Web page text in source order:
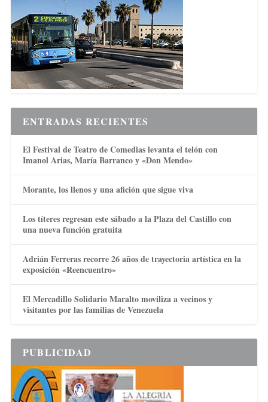
ENTRADAS RECIENTES
El Festival de Teatro de Comedias levanta el telón con
Imanol Arias, María Barranco y «Don Mendo»
Morante, los llenos y una afición que sigue viva
Los títeres regresan este sábado a la Plaza del Castillo con
una nueva función gratuita
Adrián Ferreras recorre 26 años de trayectoria artística en la
exposición «Reencuentro»
El Mercadillo Solidario Maralto moviliza a vecinos y
visitantes por las familias de Venezuela
PUBLICIDAD